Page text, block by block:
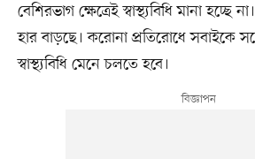
বেশিরভাগ ক্ষেত্রেই স্বাস্থ্যবিধি মানা হচ্ছে
হার বাড়ছে। করোনা প্রতিরোধে সবাইকে
স্বাস্থ্যবিধি মেনে চলতে হবে।